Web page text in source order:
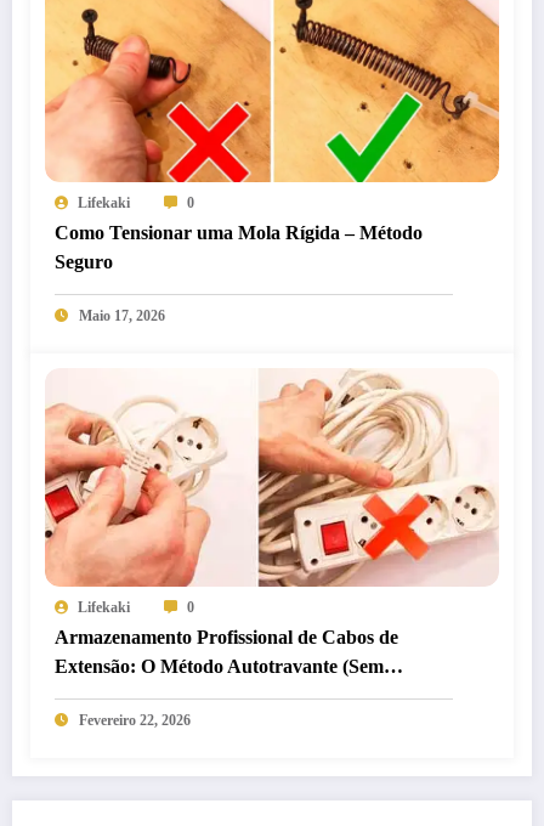
Lifekaki 0
Como Tensionar uma Mola Rígida – Método
Seguro
Maio 17, 2026
Lifekaki 0
Armazenamento Profissional de Cabos de
Extensão: O Método Autotravante (Sem
Embaraços)
Fevereiro 22, 2026